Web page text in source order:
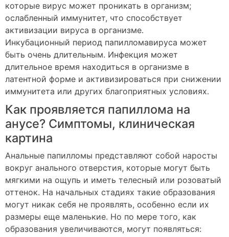
которые вирус может проникать в организм;
ослабленный иммунитет, что способствует
активизации вируса в организме.
Инкубационный период папилломавируса может
быть очень длительным. Инфекция может
длительное время находиться в организме в
латентной форме и активизироваться при снижении
иммунитета или других благоприятных условиях.
Как проявляется папиллома на
анусе? Симптомы, клиническая
картина
Анальные папилломы представляют собой наросты
вокруг анального отверстия, которые могут быть
мягкими на ощупь и иметь телесный или розоватый
оттенок. На начальных стадиях такие образования
могут никак себя не проявлять, особенно если их
размеры еще маленькие. Но по мере того, как
образования увеличиваются, могут появляться: